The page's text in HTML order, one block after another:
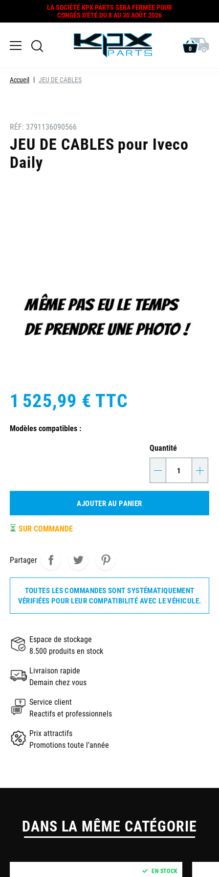
LA SOCIÉTÉ KPX PARTS SERA FERMÉE POUR
CONGÉS D'ÉTÉ DU 8 AU 30 AOÛT 2026
0
Accueil JEU DE CABLES
RÉF: 3791136090566
JEU DE CABLES pour Iveco
Daily
1 525,99 € TTC
Modèles compatibles :
Quantité
- +
AJOUTER AU PANIER
⏳ SUR COMMANDE
Partager
TOUTES LES COMMANDES SONT SYSTÉMATIQUEMENT
VÉRIFIÉES POUR LEUR COMPATIBILITÉ AVEC LE VÉHICULE.
Espace de stockage
8.500 produits en stock
Livraison rapide
Demain chez vous
Service client
Reactifs et professionnels
Prix attractifs
Promotions toute l’année
DANS LA MÊME CATÉGORIE
EN STOCK